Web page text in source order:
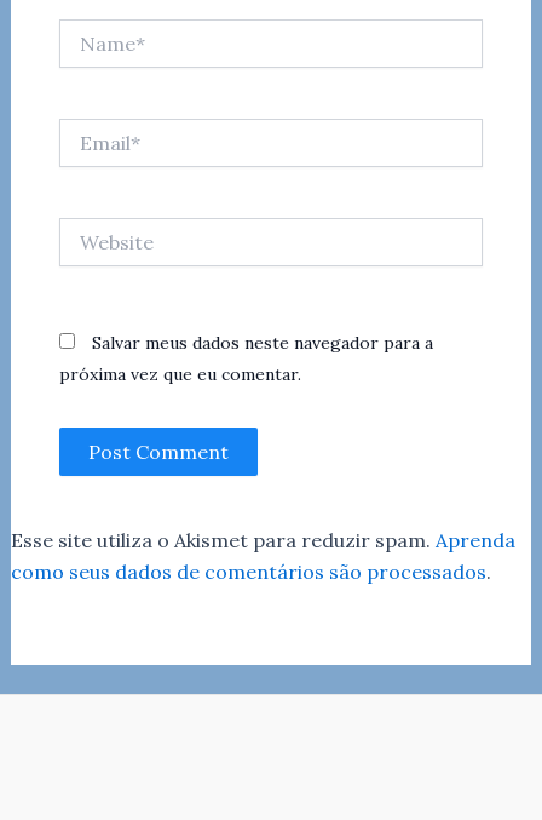
Salvar meus dados neste navegador para a
próxima vez que eu comentar.
Esse site utiliza o Akismet para reduzir spam. Aprenda
como seus dados de comentários são processados.